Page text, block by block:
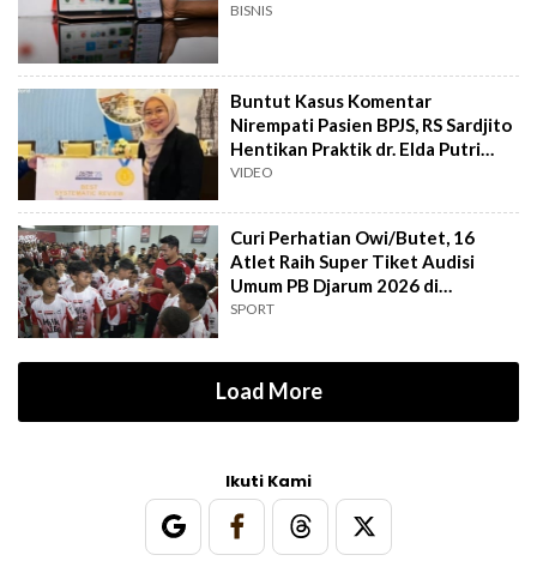
BISNIS
Buntut Kasus Komentar
Nirempati Pasien BPJS, RS Sardjito
Hentikan Praktik dr. Elda Putri
Rahard
VIDEO
Curi Perhatian Owi/Butet, 16
Atlet Raih Super Tiket Audisi
Umum PB Djarum 2026 di
Makassar
SPORT
Load More
Ikuti Kami